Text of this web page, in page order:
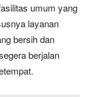
umum yang
layanan
bersih dan
berjalan